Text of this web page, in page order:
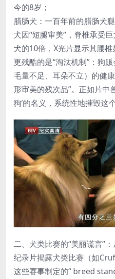
今的8岁；
腊肠犬：一百年前的腊肠犬
犬因“短腿审美”，脊椎承受
犬的10倍，X光片显示其腰椎
更残酷的是“淘汰机制”：狗
毛量不足、耳朵不立）的健
形审美的残次品”。正如片中
狗’的名义，系统性地摧毁这
二、犬类比赛的“美丽谎言”
纪录片揭露犬类比赛（如
这些赛事制定的“ breed